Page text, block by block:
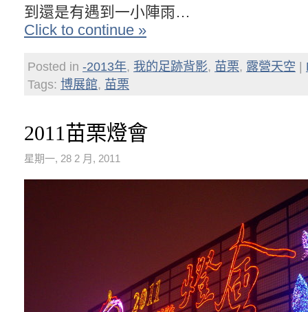
到還是有遇到一小陣雨…
Click to continue »
Posted in -2013年, 我的足跡背影, 苗栗, 露營天空
Tags: 博展館, 苗栗
2011苗栗燈會
星期一, 28 2 月, 2011